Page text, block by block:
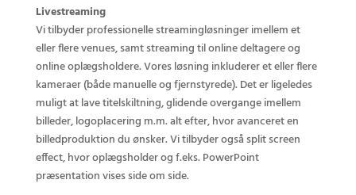
Livestreaming
Vi tilbyder professionelle streamingløsninger imellem et
eller flere venues, samt streaming til online deltagere og
online oplægsholdere. Vores løsning inkluderer et eller flere
kameraer (både manuelle og fjernstyrede). Det er ligeledes
muligt at lave titelskiltning, glidende overgange imellem
billeder, logoplacering m.m. alt efter, hvor avanceret en
billedproduktion du ønsker. Vi tilbyder også split screen
effect, hvor oplægsholder og f.eks. PowerPoint
præsentation vises side om side.